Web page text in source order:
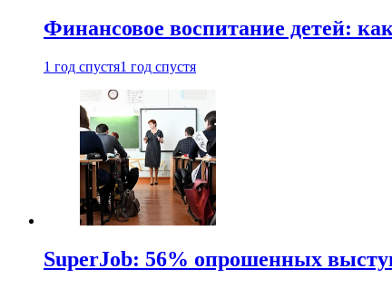
Финансовое воспитание детей:
1 год спустя1 год спустя
SuperJob: 56% опрошенных